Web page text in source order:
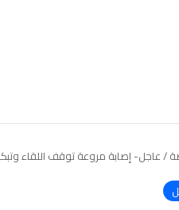
/عاجل- إصابة مروعة توقف اللقاء